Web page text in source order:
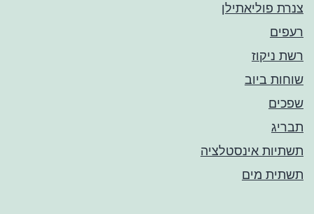
צנרת פוליאתילן
רעפים
רשת ניקוז
שוחות ביוב
שפכים
תבריג
תשתיות אינסטלציה
תשתית מים